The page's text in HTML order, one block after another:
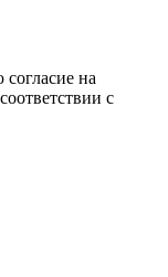
на
с